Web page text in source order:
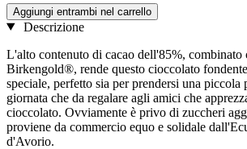
Aggiungi entrambi nel carrello
Descrizione
L'alto contenuto di cacao dell'85%,
Birkengold®, rende questo cioccolato
speciale, perfetto sia per prendersi una piccola
giornata che da regalare agli amici che
cioccolato. Ovviamente è privo di zuccheri
proviene da commercio equo e solidale
d'Avorio.